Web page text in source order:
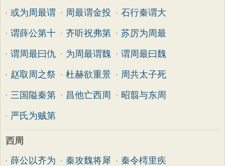
或为周最谓 周最谓金投 石行秦谓大
谓薛公第十 齐听祝弗第 苏厉为周最
谓周最曰仇 为周最谓魏 谓周最曰魏
赵取周之祭 杜赫欲重景 周共太子死
三国隘秦第 昌他亡西周 昭翦与东周
严氏为贼第
西周
薛公以齐为
秦攻魏将犀 秦令樗里疾